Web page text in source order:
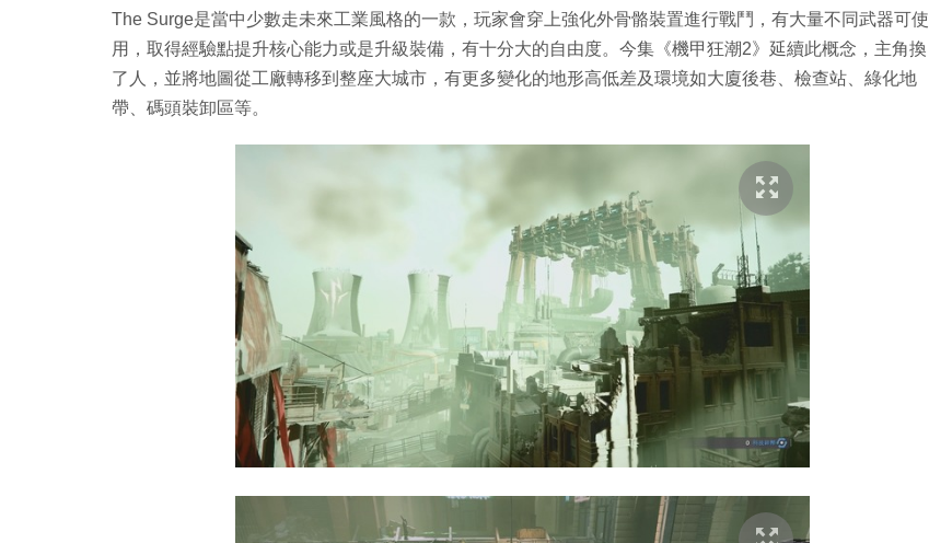
The Surge是當中少數走未來工業風格的一款，玩家會穿上強化外骨骼裝置進行戰鬥，有大量不同武器可使
用，取得經驗點提升核心能力或是升級裝備，有十分大的自由度。今集《機甲狂潮2》延續此概念，主角換
了人，並將地圖從工廠轉移到整座大城市，有更多變化的地形高低差及環境如大廈後巷、檢查站、綠化地
帶、碼頭裝卸區等。